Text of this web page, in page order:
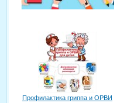
Профилактика гриппа и ОРВИ